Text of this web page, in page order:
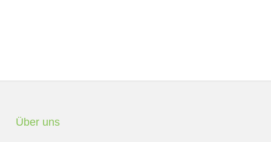
DHL Retoure Online
Über uns